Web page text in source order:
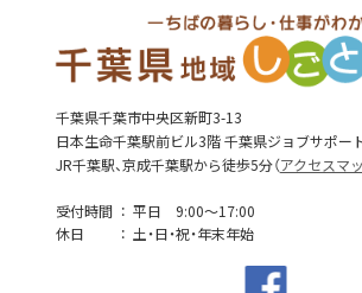
千葉県千葉市中央区新町3-13
日本生命千葉駅前ビル3階 千葉県ジョブサポー
JR千葉駅、京成千葉駅から徒歩5分（アクセスマ
受付時間
平日 9:00～17:00
休日
土・日・祝・年末年始